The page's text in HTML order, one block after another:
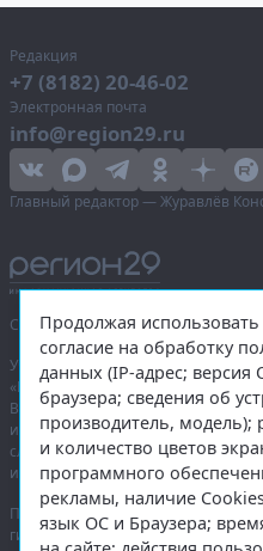
Редакция
+7 (8182) 20-46-02
Электронная почта
info@region29.ru
Главный редактор — Журавлёв
Сетевое издание
Учредитель — общество с
«Правда Севера».
Выписка из реестра
информации:ЭЛ № ФС 77-74226от
службой по надзору в сфере
и массовых коммуникаций
При полном или частичном
гиперссылка на region29.ru
Продолжая
согласие на обработку
данных (IP-адрес; версия
браузера; сведения об
производитель, модель);
и количество цветов
программного
рекламы, наличие
язык ОС и Браузера;